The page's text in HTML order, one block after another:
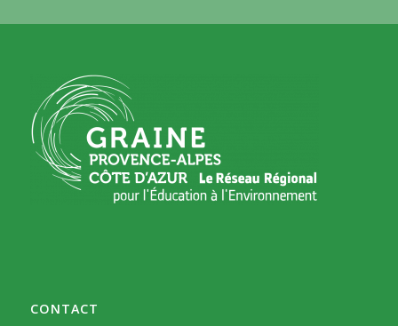
CONTACT